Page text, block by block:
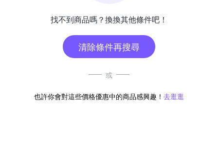
找不到商品嗎？換換其他條件吧！
清除條件再搜尋
或
也許你會對這些價格優惠中的商品感興趣！ 去逛逛